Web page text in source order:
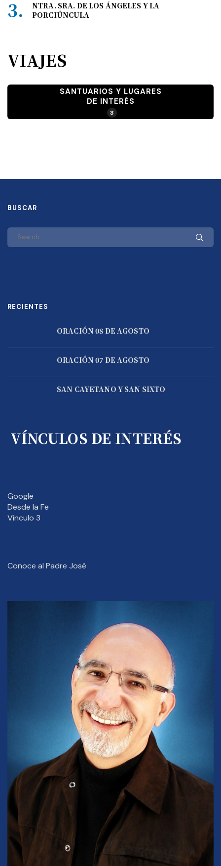
NTRA. SRA. DE LOS ÁNGELES Y LA
PORCIÚNCULA
VIAJES
SANTUARIOS Y LUGARES
DE INTERÉS
3
BUSCAR
RECIENTES
ORACIÓN 08 DE AGOSTO
ORACIÓN 07 DE AGOSTO
SAN CAYETANO Y SAN SIXTO
VÍNCULOS DE INTERÉS
Google
Desde la Fe
Vínculo 3
Conoce al Padre José